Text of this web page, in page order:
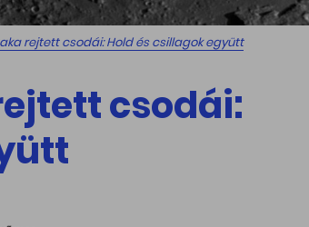
rejtett csodái: Hold és csillagok együtt
csodái: